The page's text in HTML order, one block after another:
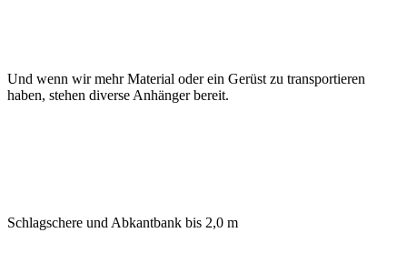
Und wenn wir mehr Material oder ein Gerüst zu transportieren
haben, stehen diverse Anhänger bereit.
Schlagschere und Abkantbank bis 2,0 m